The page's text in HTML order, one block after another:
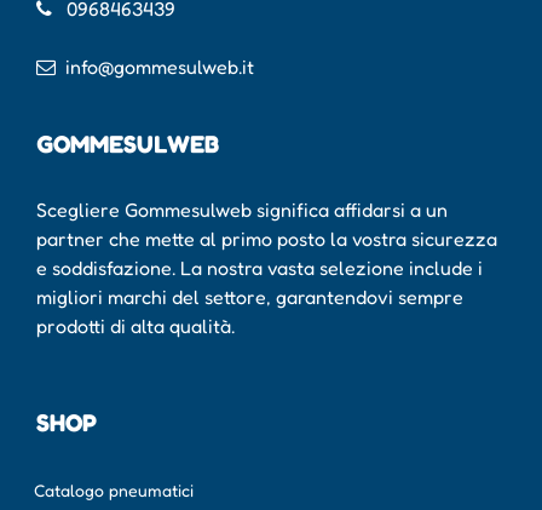
0968463439
info@gommesulweb.it
GOMMESULWEB
Scegliere Gommesulweb significa affidarsi a un
partner che mette al primo posto la vostra sicurezza
e soddisfazione. La nostra vasta selezione include i
migliori marchi del settore, garantendovi sempre
prodotti di alta qualità.
SHOP
Catalogo pneumatici